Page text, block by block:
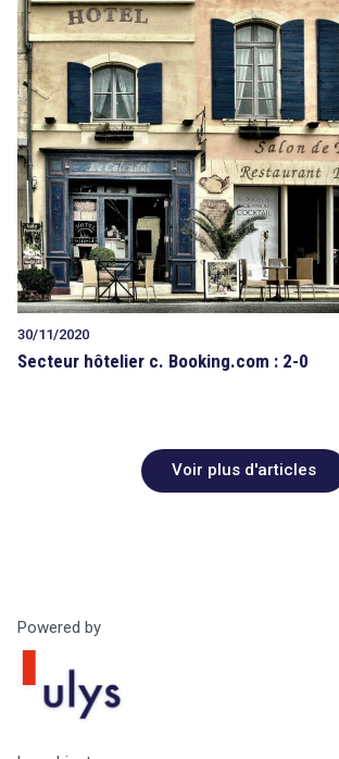
30/11/2020
Secteur hôtelier c. Booking.com : 2-0
Voir plus d'articles
Powered by